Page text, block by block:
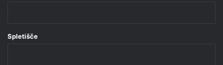
Spletišče